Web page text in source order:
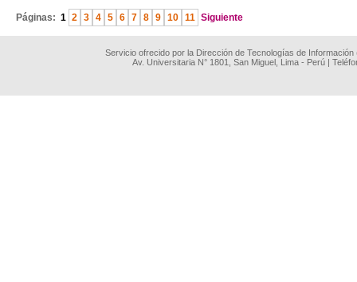
Páginas: 1 2 3 4 5 6 7 8 9 10 11 Siguiente
Servicio ofrecido por la Dirección de Tecnologías de
Av. Universitaria N° 1801, San Miguel, Lima - Perú |